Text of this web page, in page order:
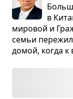
в
миро­вой и
семьи
домой, когда